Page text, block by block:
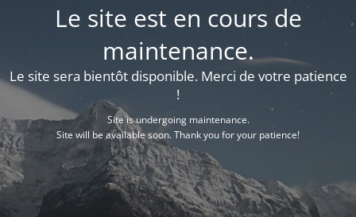
Le site est en cours de
maintenance.
Le site sera bientôt disponible. Merci de votre patience
!
Site is undergoing maintenance.
Site will be available soon. Thank you for your patience!